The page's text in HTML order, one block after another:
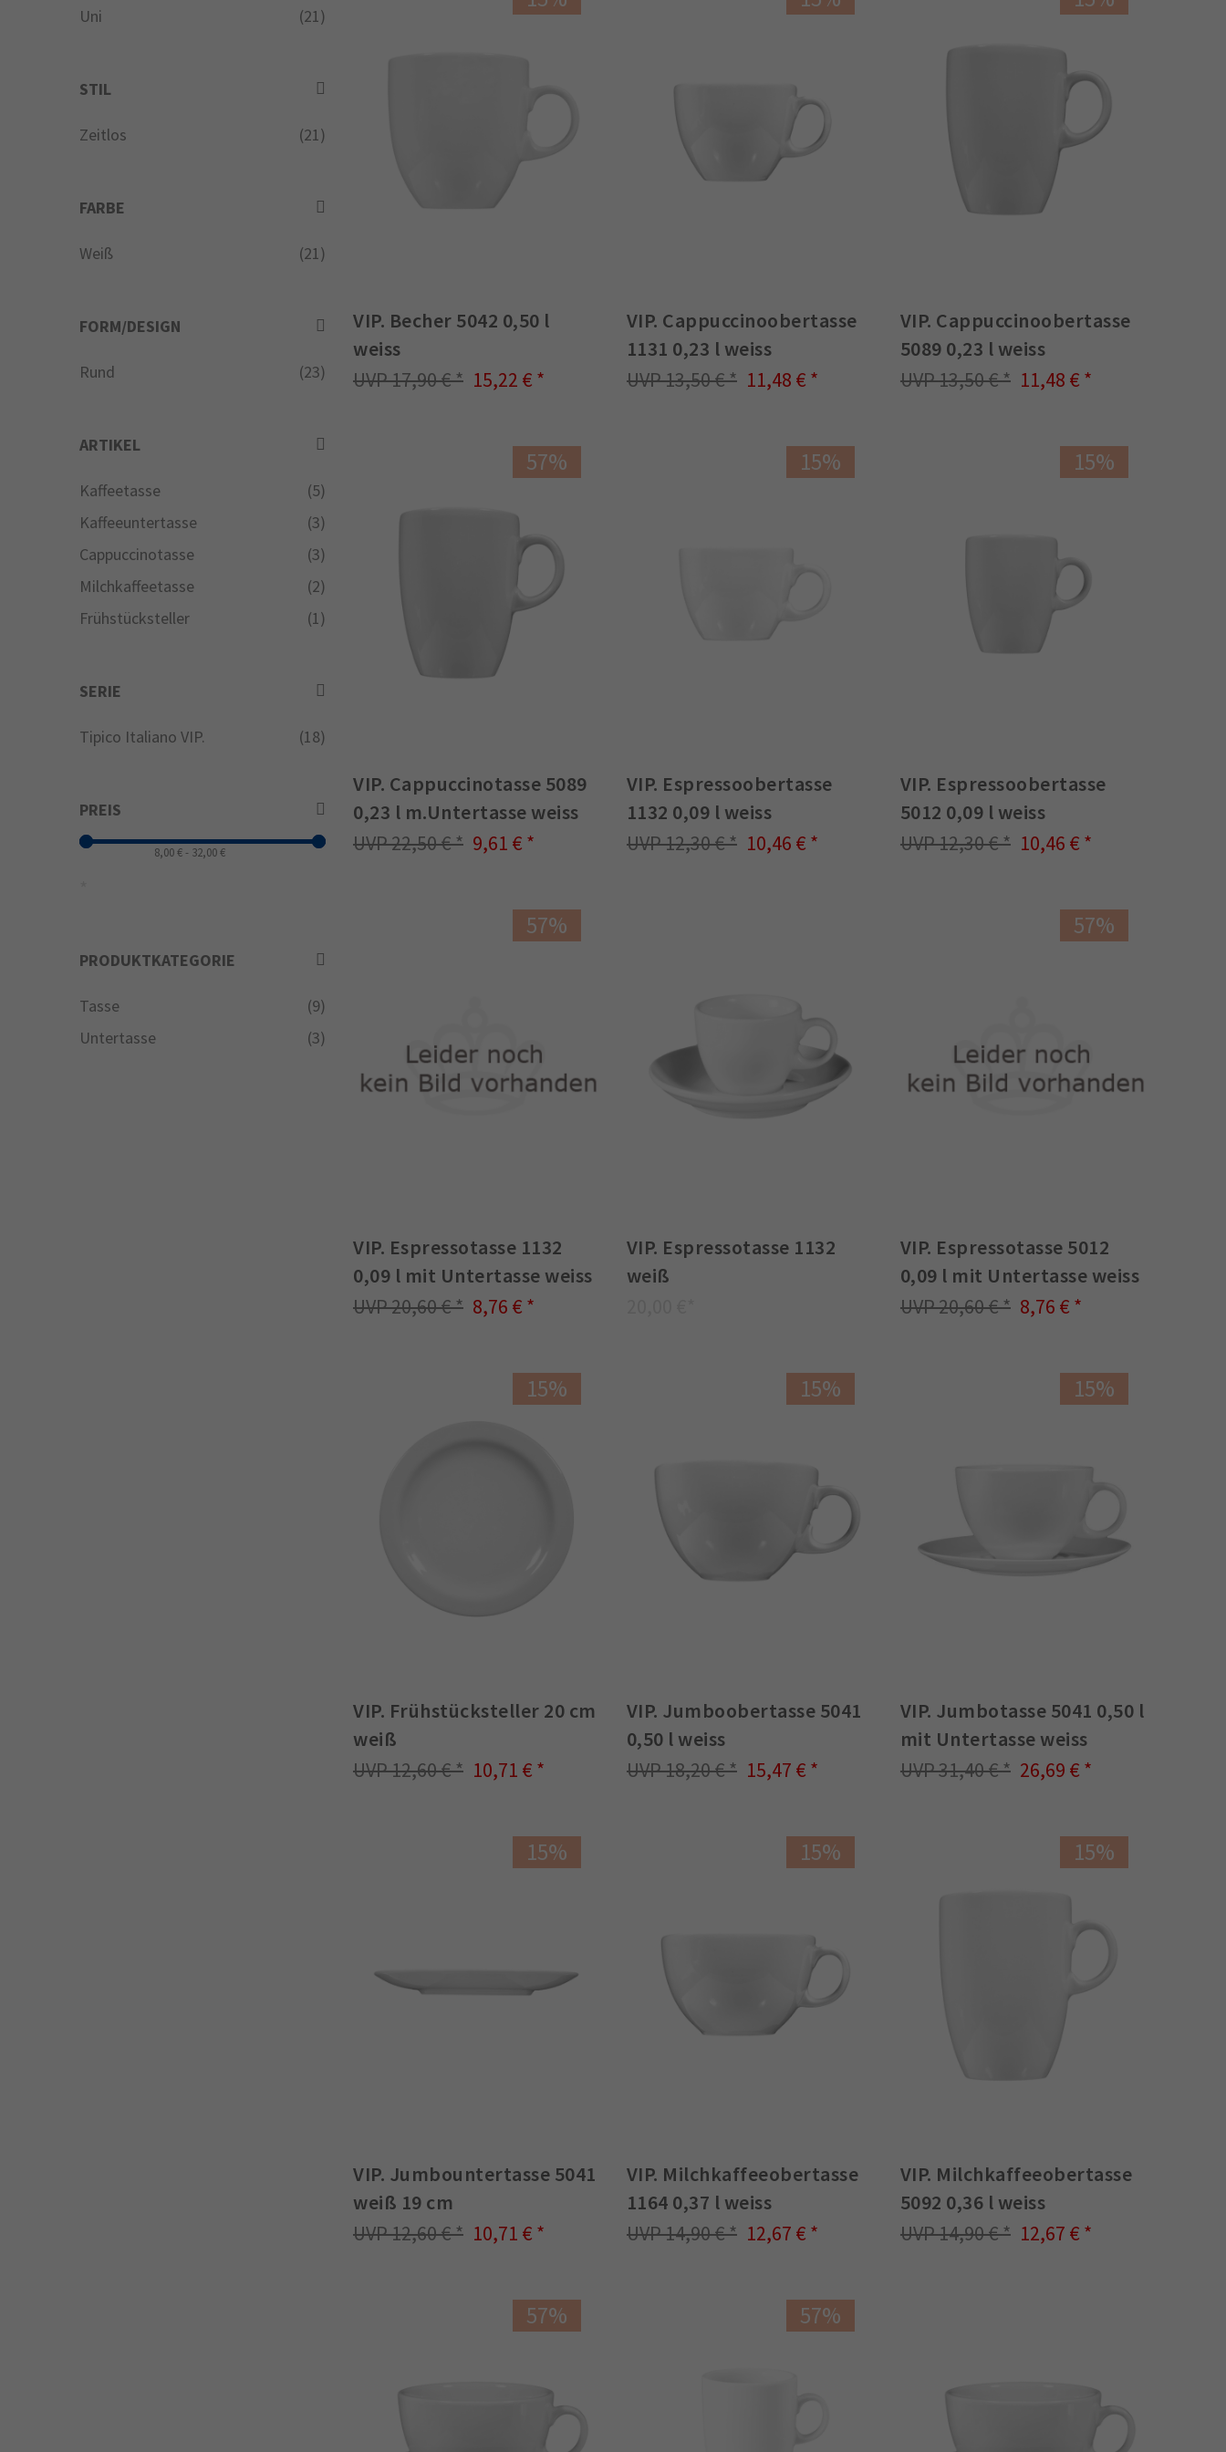
Uni (21)
STIL
Zeitlos (21)
FARBE
Weiß (21)
FORM/DESIGN
Rund (23)
ARTIKEL
Kaffeetasse
(5)
Kaffeeuntertasse
(3)
Cappuccinotasse
(3)
Milchkaffeetasse
(2)
Frühstücksteller
(1)
SERIE
Tipico Italiano VIP. (18)
PREIS
PRODUKTKATEGORIE
Tasse
(9)
Untertasse
(3)
VIP. Becher 5042 0,50 l
weiss
17,90 €
15,22 €
VIP. Cappuccinoobertasse
1131 0,23 l weiss
13,50 €
11,48 €
VIP. Cappuccinoobertasse
5089 0,23 l weiss
13,50 €
11,48 €
57%
VIP. Cappuccinotasse 5089
0,23 l m.Untertasse weiss
22,50 €
9,61 €
15%
VIP. Espressoobertasse
1132 0,09 l weiss
12,30 €
10,46 €
15%
VIP. Espressoobertasse
5012 0,09 l weiss
12,30 €
10,46 €
57%
VIP. Espressotasse 1132
0,09 l mit Untertasse weiss
20,60 €
8,76 €
VIP. Espressotasse 1132
weiß
57%
VIP. Espressotasse 5012
0,09 l mit Untertasse weiss
20,60 €
8,76 €
15%
VIP. Frühstücksteller 20 cm
weiß
12,60 €
10,71 €
15%
VIP. Jumboobertasse 5041
0,50 l weiss
18,20 €
15,47 €
15%
VIP. Jumbotasse 5041 0,50 l
mit Untertasse weiss
31,40 €
26,69 €
15%
VIP. Jumbountertasse 5041
weiß 19 cm
12,60 €
10,71 €
15%
VIP. Milchkaffeeobertasse
1164 0,37 l weiss
14,90 €
12,67 €
15%
VIP. Milchkaffeeobertasse
5092 0,36 l weiss
14,90 €
12,67 €
57% 57%